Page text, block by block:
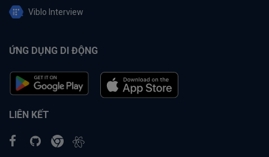
Viblo Interview
ỨNG DỤNG DI ĐỘNG
LIÊN KẾT